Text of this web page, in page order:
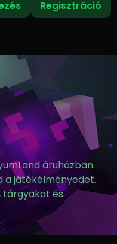
Regisztráció
áruházban.
a játékélményedet.
tárgyakat és